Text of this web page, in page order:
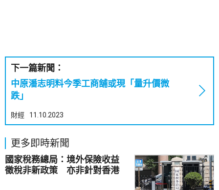
下一篇新聞：
中原潘志明料今季工商舖或現「量升價微
跌」
財經 11.10.2023
更多即時新聞
國家稅務總局：境外保險收益
徵稅非新政策 亦非針對香港